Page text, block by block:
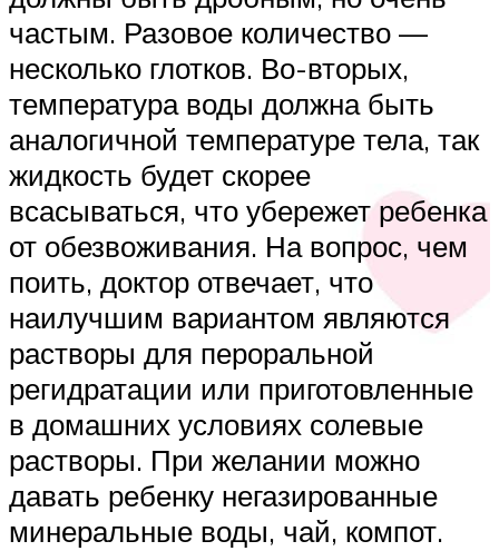
частым. Разовое количество —
несколько глотков. Во-вторых,
температура воды должна быть
аналогичной температуре тела, так
жидкость будет скорее
всасываться, что убережет ребенка
от обезвоживания. На вопрос, чем
поить, доктор отвечает, что
наилучшим вариантом являются
растворы для пероральной
регидратации или приготовленные
в домашних условиях солевые
растворы. При желании можно
давать ребенку негазированные
минеральные воды, чай, компот.